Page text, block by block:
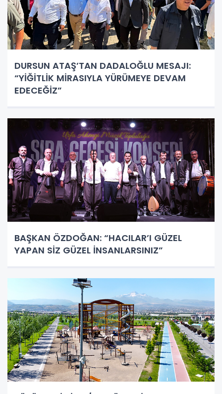
DURSUN ATAŞ’TAN DADALOĞLU MESAJI:
“YİĞİTLİK MİRASIYLA YÜRÜMEYE DEVAM
EDECEĞİZ”
BAŞKAN ÖZDOĞAN: “HACILAR’I GÜZEL
YAPAN SİZ GÜZEL İNSANLARSINIZ”